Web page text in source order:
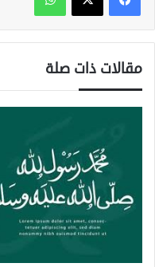
مقالات ذات صلة